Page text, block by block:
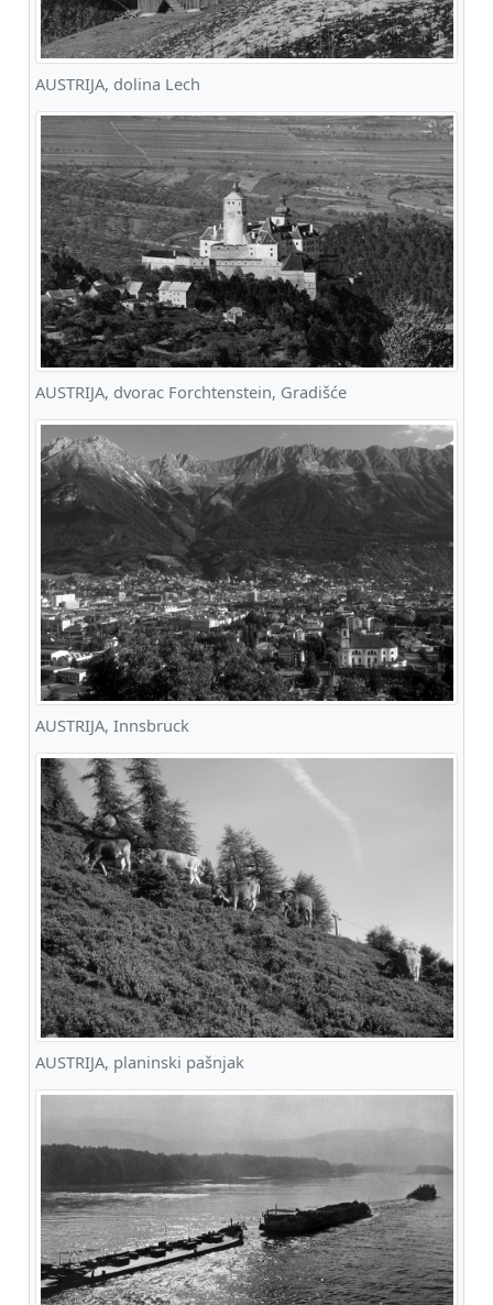
AUSTRIJA, dolina Lech
AUSTRIJA, dvorac Forchtenstein, Gradišće
AUSTRIJA, Innsbruck
AUSTRIJA, planinski pašnjak